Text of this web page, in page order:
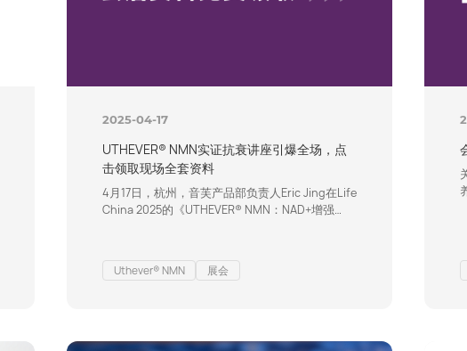
2025-04-17
UTHEVER® NMN实证抗衰讲座引爆全场，点
击领取现场全套资料
4月17日，杭州，音芙产品部负责人Eric Jing在Life
China 2025的《UTHEVER® NMN：NAD+增强
康寿命领域的多项研究数据，彰显了音芙长期以来
以“循证科学重塑抗衰原料标准”的行业担当。 现场
Uthever® NMN 展会